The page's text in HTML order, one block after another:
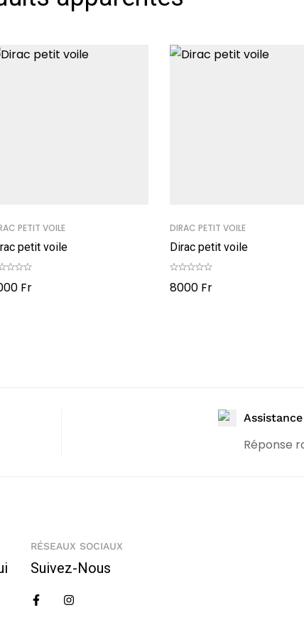
PETIT VOILE
petit voile
Fr
DIRAC PETIT VOILE
Dirac petit voile
8000 Fr
Réponse
RÉSEAUX SOCIAUX
Suivez-Nous